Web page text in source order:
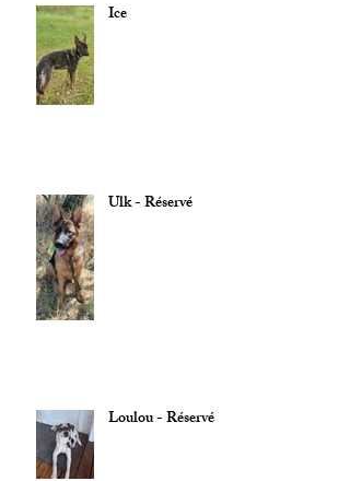
Ice
Ulk - Réservé
Loulou - Réservé